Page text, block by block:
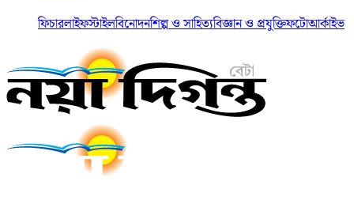
ফিচারলাইফস্টাইলবিনোদনশিল্প ও সাহিত্যবিজ্ঞান ও প্রযুক্তিফটোআর্কাইভ